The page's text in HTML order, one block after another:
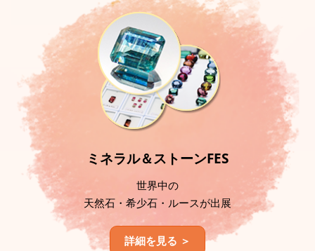
ミネラル＆ストーンFES
世界中の
天然石・希少石・ルースが出展
詳細を見る ＞